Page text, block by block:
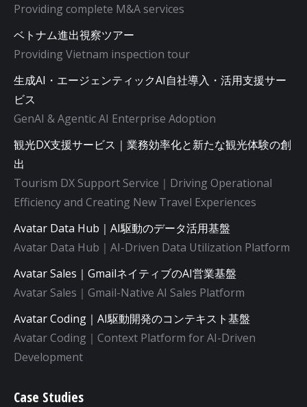
Providing complete M&A services
ベトナム進出視察ツアー
Providing Vietnam inspection tour
生成AI・エージェンティックAI自社導入・活用支援サー
ビス
GenAI & Agentic AI Enterprise Adoption
観光DX支援サービス｜業務効率化と新たな観光体験の創
出
Tourism DX Support Service｜Driving Operational
Efficiency and Creating New Travel Experiences
Avatar Data Hub｜AI駆動のデータ活用基盤
Avatar Data Hub｜AI-Driven Data Utilization Platform
Avatar Sales｜GmailネイティブのAI営業基盤
Avatar Sales｜Gmail-Native AI Sales Platform
Avatar Coding｜AI駆動開発のコンテキスト基盤
Avatar Coding｜Context Platform for AI-Driven
Development
Case Studies